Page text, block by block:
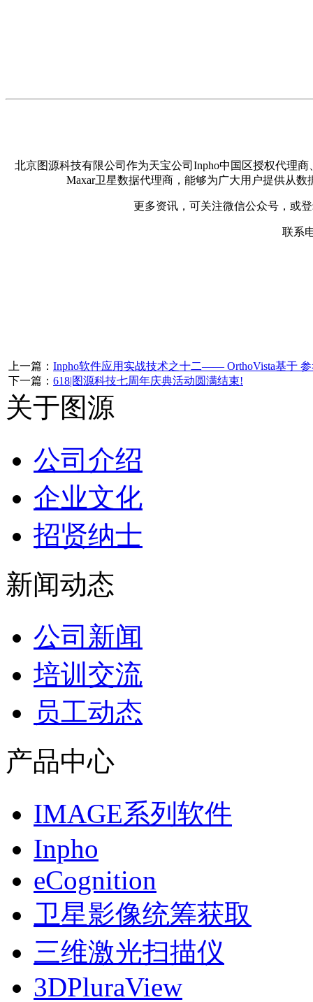
北京图源科技有限公司作为天宝公司Inpho中国区授权代理
Maxar卫星数据代理商，能够为广大用户提供从
更多资讯，可关注微信公众号，或登
联系
上一篇： Inpho软件应用实战技术之十二—— OrthoVista基于
下一篇： 618|图源科技七周年庆典活动圆满结束!
关于图源
公司介绍
企业文化
招贤纳士
新闻动态
公司新闻
培训交流
员工动态
产品中心
IMAGE系列软件
Inpho
eCognition
卫星影像统筹获取
三维激光扫描仪
3DPluraView